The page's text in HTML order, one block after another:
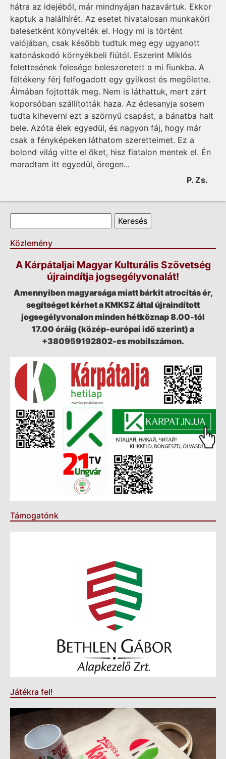
hátra az idejéből, már mindnyájan hazavártuk. Ekkor
kaptuk a halálhírét. Az esetet hivatalosan munkaköri
balesetként könyvelték el. Hogy mi is történt
valójában, csak később tudtuk meg egy ugyanott
katonáskodó környékbeli fiútól. Eszerint Miklós
felettesének felesége beleszeretett a mi fiunkba. A
féltékeny férj felfogadott egy gyilkost és megölette.
Álmában fojtották meg. Nem is láthattuk, mert zárt
koporsóban szállították haza. Az édesanyja sosem
tudta kiheverni ezt a szörnyű csapást, a bánatba halt
bele. Azóta élek egyedül, és nagyon fáj, hogy már
csak a fényképeken láthatom szeretteimet. Ez a
bolond világ vitte el őket, hisz fiatalon mentek el. Én
maradtam itt egyedül, öregen...
P. Zs.
Keresés űrlap
Keresés
Közlemény
A Kárpátaljai Magyar Kulturális Szövetség
újraindítja jogsegélyvonalát!
Amennyiben magyarsága miatt bárkit atrocitás ér,
segítséget kérhet a KMKSZ által újraindított
jogsegélyvonalon minden hétköznap 8.00-tól
17.00 óráig (közép-európai idő szerint) a
+380959192802-es mobilszámon.
Támogatónk
Játékra fel!